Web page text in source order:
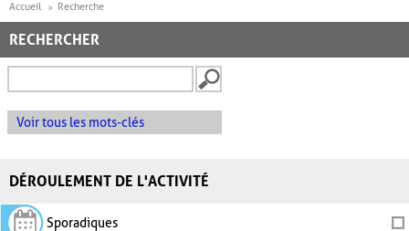
Accueil Recherche
RECHERCHER
Voir tous les mots-clés
DÉROULEMENT DE L'ACTIVITÉ
Sporadiques